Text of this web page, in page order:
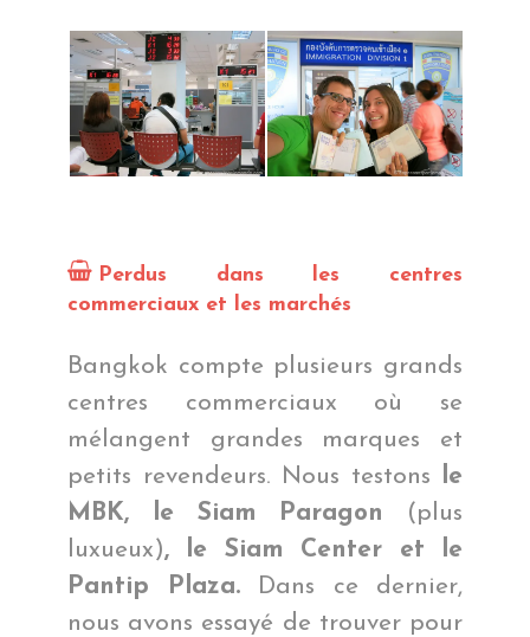
Perdus dans les centres
commerciaux et les marchés
Bangkok compte plusieurs grands
centres commerciaux où se
mélangent grandes marques et
petits revendeurs. Nous testons
le
MBK, le Siam Paragon (plus
luxueux), le Siam Center et le
Pantip Plaza.Dans ce dernier,
nous avons essayé de trouver pour